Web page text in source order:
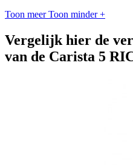
Toon meer Toon minder +
Vergelijk hier de
van de Carista 5